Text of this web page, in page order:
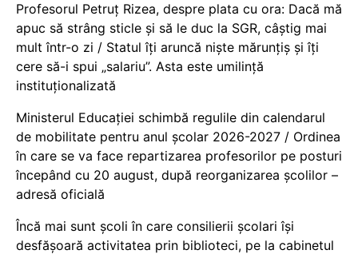
Profesorul Petruț Rizea, despre plata cu ora: Dacă mă
apuc să strâng sticle și să le duc la SGR, câștig mai
mult într-o zi / Statul îți aruncă niște mărunțiș și îți
cere să-i spui „salariu”. Asta este umilință
instituționalizată
Ministerul Educației schimbă regulile din calendarul
de mobilitate pentru anul școlar 2026-2027 / Ordinea
în care se va face repartizarea profesorilor pe posturi
începând cu 20 august, după reorganizarea școlilor –
adresă oficială
Încă mai sunt școli în care consilierii școlari își
desfășoară activitatea prin biblioteci, pe la cabinetul